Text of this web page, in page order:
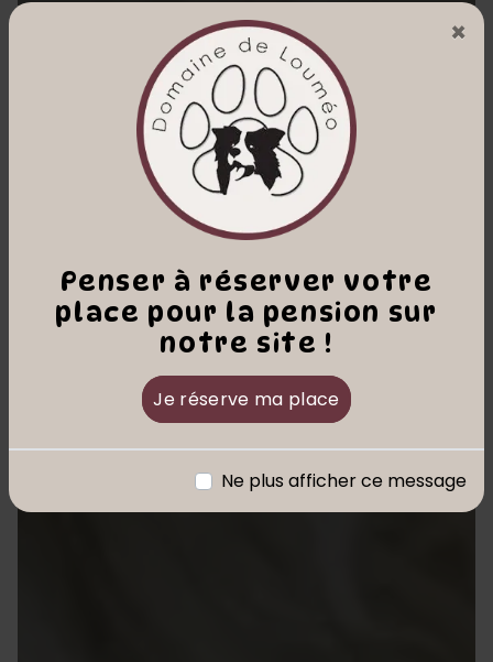
Penser à réserver votre
place pour la pension sur
notre site !
Je réserve ma place
×
Ne plus afficher ce message